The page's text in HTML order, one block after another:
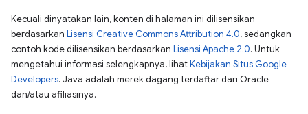
Kecuali dinyatakan lain, konten di halaman ini dilisensikan
berdasarkan Lisensi Creative Commons Attribution 4.0, sedangkan
contoh kode dilisensikan berdasarkan Lisensi Apache 2.0. Untuk
mengetahui informasi selengkapnya, lihatKebijakan Situs Google
Developers. Java adalah merek dagang terdaftar dari Oracle
dan/atau afiliasinya.